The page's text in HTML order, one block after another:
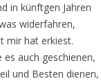
in künftgen Jahren
widerfahren,
mir hat erkiest.
es auch geschienen,
und Besten dienen,